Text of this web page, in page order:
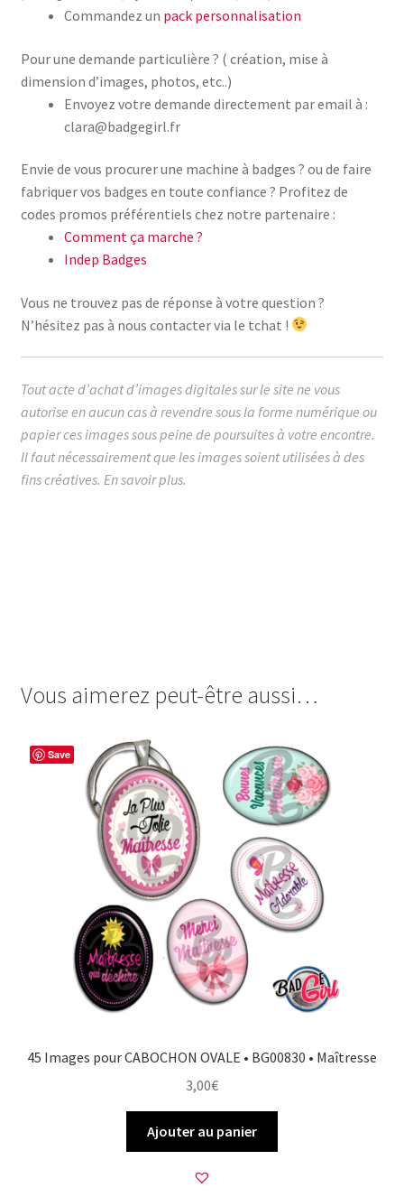
Commandez un pack personnalisation
Pour une demande particulière ? ( création, mise à
dimension d’images, photos, etc..)
Envoyez votre demande directement par email à :
clara@badgegirl.fr
Envie de vous procurer une machine à badges ? ou de faire
fabriquer vos badges en toute confiance ? Profitez de
codes promos préférentiels chez notre partenaire :
Comment ça marche ?
Indep Badges
Vous ne trouvez pas de réponse à votre question ?
N’hésitez pas à nous contacter via le tchat !
Tout acte d’achat d’images digitales sur le site ne vous
autorise en aucun cas à revendre sous la forme numérique ou
papier ces images sous peine de poursuites à votre encontre.
Il faut nécessairement que les images soient utilisées à des
fins créatives. En savoir plus.
Vous aimerez peut-être aussi…
Save
45 Images pour CABOCHON OVALE • BG00830 • Maîtresse
3,00€
Ajouter au panier